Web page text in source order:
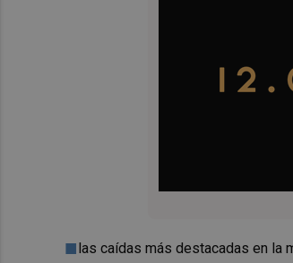
las caídas más destacadas en la